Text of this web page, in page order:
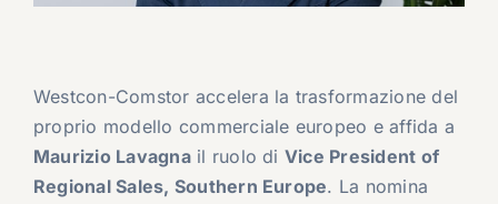
Westcon-Comstor accelera la trasformazione del
proprio modello commerciale europeo e affida a
Maurizio Lavagnail ruolo di Vice President of
Regional Sales, Southern Europe. La nomina